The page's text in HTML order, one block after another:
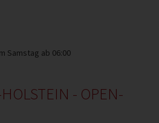
Samstag ab 06:00
- OPEN-